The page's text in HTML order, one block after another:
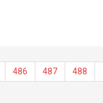
486 487 488